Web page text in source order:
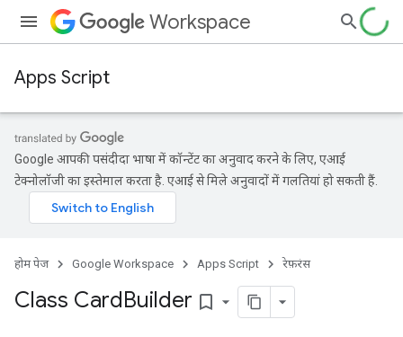
Workspace
Apps Script
Google आपकी पसंदीदा भाषा में कॉन्टेंट का अनुवाद करने के लिए, एआई
टेक्नोलॉजी का इस्तेमाल करता है. एआई से मिले अनुवादों में गलतियां हो सकती हैं.
होम पेज Google Workspace Apps Script रेफ़रंस
Class CardBuilder bookmark_border